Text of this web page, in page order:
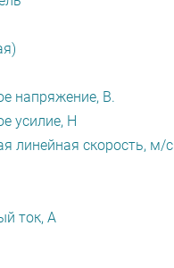
напряжение, В.
усилие, Н
линейная скорость, м/с
ток, А